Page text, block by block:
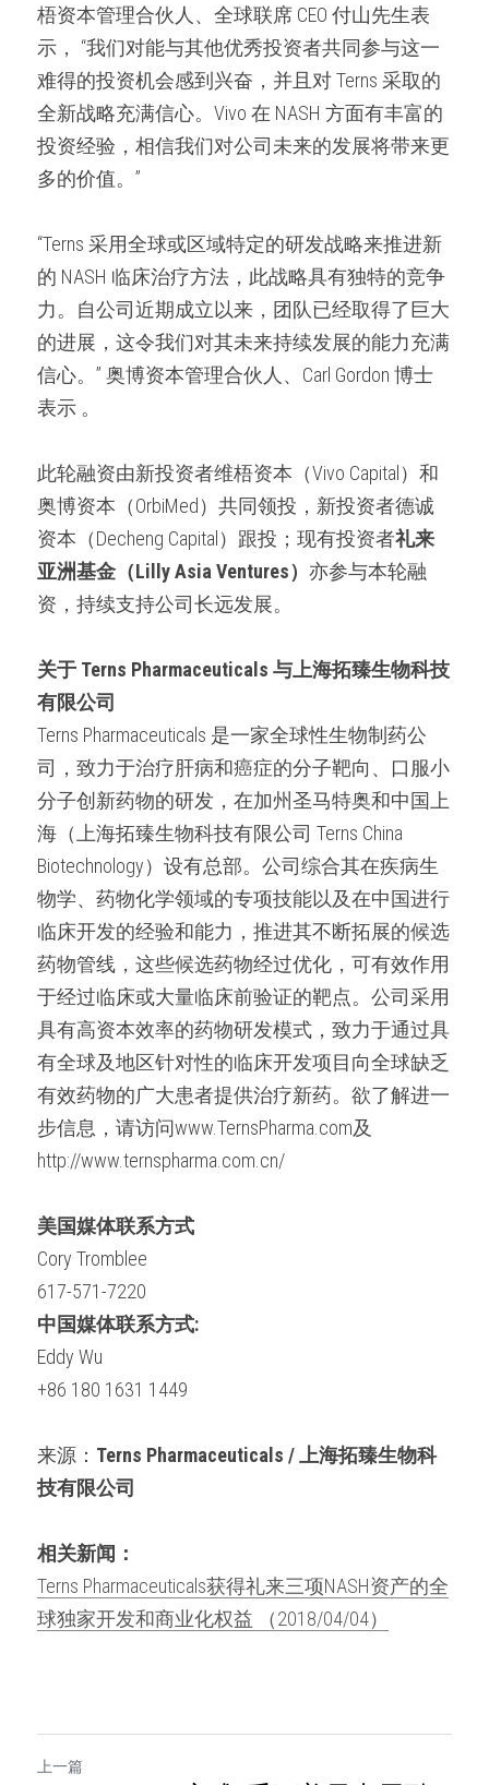
梧资本管理合伙人、全球联席 CEO 付山先生表
示， “我们对能与其他优秀投资者共同参与这一
难得的投资机会感到兴奋，并且对 Terns 采取的
全新战略充满信心。Vivo 在 NASH 方面有丰富的
投资经验，相信我们对公司未来的发展将带来更
多的价值。”
“Terns 采用全球或区域特定的研发战略来推进新
的 NASH 临床治疗方法，此战略具有独特的竞争
力。自公司近期成立以来，团队已经取得了巨大
的进展，这令我们对其未来持续发展的能力充满
信心。” 奥博资本管理合伙人、Carl Gordon 博士
表示 。
此轮融资由新投资者维梧资本（Vivo Capital）和
奥博资本（OrbiMed）共同领投，新投资者德诚
资本（Decheng Capital）跟投；现有投资者礼来
亚洲基金（Lilly Asia Ventures） 亦参与本轮融
资，持续支持公司长远发展。
关于 Terns Pharmaceuticals 与上海拓臻生物科技
有限公司
Terns Pharmaceuticals 是一家全球性生物制药公
司，致力于治疗肝病和癌症的分子靶向、口服小
分子创新药物的研发，在加州圣马特奥和中国上
海（上海拓臻生物科技有限公司 Terns China
Biotechnology）设有总部。公司综合其在疾病生
物学、药物化学领域的专项技能以及在中国进行
临床开发的经验和能力，推进其不断拓展的候选
药物管线，这些候选药物经过优化，可有效作用
于经过临床或大量临床前验证的靶点。公司采用
具有高资本效率的药物研发模式，致力于通过具
有全球及地区针对性的临床开发项目向全球缺乏
有效药物的广大患者提供治疗新药。欲了解进一
步信息，请访问www.TernsPharma.com及
http://www.ternspharma.com.cn/
美国媒体联系方式
Cory Tromblee
617-571-7220
中国媒体联系方式:
Eddy Wu
+86 180 1631 1449
来源： Terns Pharmaceuticals / 上海拓臻生物科
技有限公司
相关新闻：
Terns Pharmaceuticals获得礼来三项NASH资产的全
球独家开发和商业化权益 （2018/04/04）
上一篇